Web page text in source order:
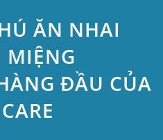
ĂN NHAI
MIỆNG
ĐẦU CỦA